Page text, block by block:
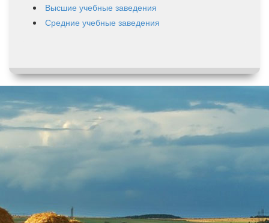
Высшие учебные заведения
Средние учебные заведения